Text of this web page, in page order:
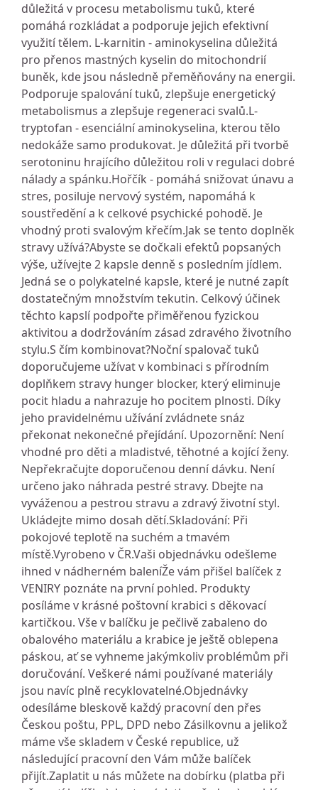
důležitá v procesu metabolismu tuků, které
pomáhá rozkládat a podporuje jejich efektivní
využití tělem. L-karnitin - aminokyselina důležitá
pro přenos mastných kyselin do mitochondrií
buněk, kde jsou následně přeměňovány na energii.
Podporuje spalování tuků, zlepšuje energetický
metabolismus a zlepšuje regeneraci svalů.L-
tryptofan - esenciální aminokyselina, kterou tělo
nedokáže samo produkovat. Je důležitá při tvorbě
serotoninu hrajícího důležitou roli v regulaci dobré
nálady a spánku.Hořčík - pomáhá snižovat únavu a
stres, posiluje nervový systém, napomáhá k
soustředění a k celkové psychické pohodě. Je
vhodný proti svalovým křečím.Jak se tento doplněk
stravy užívá?Abyste se dočkali efektů popsaných
výše, užívejte 2 kapsle denně s posledním jídlem.
Jedná se o polykatelné kapsle, které je nutné zapít
dostatečným množstvím tekutin. Celkový účinek
těchto kapslí podpořte přiměřenou fyzickou
aktivitou a dodržováním zásad zdravého životního
stylu.S čím kombinovat?Noční spalovač tuků
doporučujeme užívat v kombinaci s přírodním
doplňkem stravy hunger blocker, který eliminuje
pocit hladu a nahrazuje ho pocitem plnosti. Díky
jeho pravidelnému užívání zvládnete snáz
překonat nekonečné přejídání. Upozornění: Není
vhodné pro děti a mladistvé, těhotné a kojící ženy.
Nepřekračujte doporučenou denní dávku. Není
určeno jako náhrada pestré stravy. Dbejte na
vyváženou a pestrou stravu a zdravý životní styl.
Ukládejte mimo dosah dětí.Skladování: Při
pokojové teplotě na suchém a tmavém
místě.Vyrobeno v ČR.Vaši objednávku odešleme
ihned v nádherném baleníŽe vám přišel balíček z
VENIRY poznáte na první pohled. Produkty
posíláme v krásné poštovní krabici s děkovací
kartičkou. Vše v balíčku je pečlivě zabaleno do
obalového materiálu a krabice je ještě oblepena
páskou, ať se vyhneme jakýmkoliv problémům při
doručování. Veškeré námi používané materiály
jsou navíc plně recyklovatelné.Objednávky
odesíláme bleskově každý pracovní den přes
Českou poštu, PPL, DPD nebo Zásilkovnu a jelikož
máme vše skladem v České republice, už
následující pracovní den Vám může balíček
přijít.Zaplatit u nás můžete na dobírku (platba při